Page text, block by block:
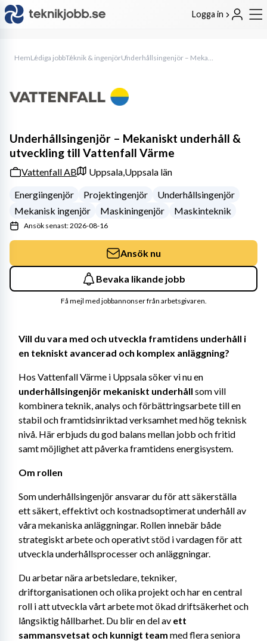
Logga in
HemLediga jobbTeknik & ingenjör Underhållsingenjör – Mekaniskt underhåll & utveckling till Vattenfall Värme
Vill du vara med och utveckla framtidens underhåll i
en tekniskt avancerad och komplex anläggning?
underhållsingenjör mekaniskt underhåll som vill
kombinera teknik, analys och förbättringsarbete till en
stabil och framtidsinriktad verksamhet med hög teknisk
nivå. Här erbjuds du god balans mellan jobb och fritid
samt möjlighet att påverka framtidens energisystem.
Om rollen
Som underhållsingenjör ansvarar du för att säkerställa
ett säkert, effektivt och kostnadsoptimerat underhåll av
våra mekaniska anläggningar. Rollen innebär både
strategiskt arbete och operativt stöd i vardagen för att
utveckla underhållsprocesser och anläggningar.
Du arbetar nära arbetsledare, tekniker,
driftorganisationen och olika projekt och har en central
roll i att utveckla vårt arbete mot ökad driftsäkerhet och
långsiktig hållbarhet. Du blir en del av ett
sammansvetsat och kunnigt team med flera seniora
Underhållsingenjör – Mekaniskt underhåll &
utveckling till Vattenfall Värme
Vattenfall AB Uppsala,Uppsala län
Energiingenjör
Projektingenjör
Underhållsingenjör
Mekanisk ingenjör
Maskiningenjör Maskinteknik
Ansök senast: 2026-08-16
Ansök nu
Bevaka likande jobb
Få mejl med jobbannonser från arbetsgivaren.